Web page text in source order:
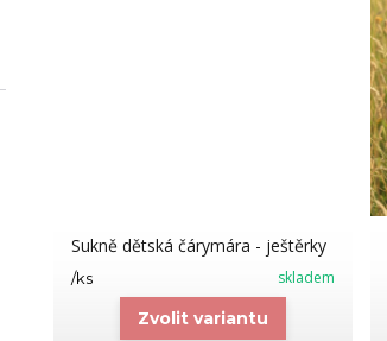
Sukně dětská čárymára - ještěrky
/ks skladem
Zvolit variantu